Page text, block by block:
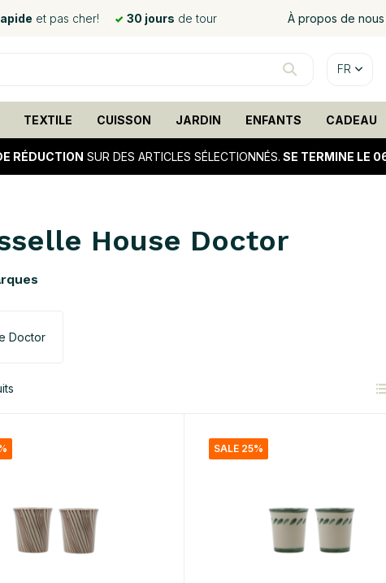
et pas cher! 30 jours de tour À propos de nous
FR
TEXTILE CUISSON JARDIN ENFANTS CADEAU
RÉDUCTION SUR DES ARTICLES SÉLECTIONNÉS. SE TERMINE LE
House Doctor
Doctor
SALE 25%